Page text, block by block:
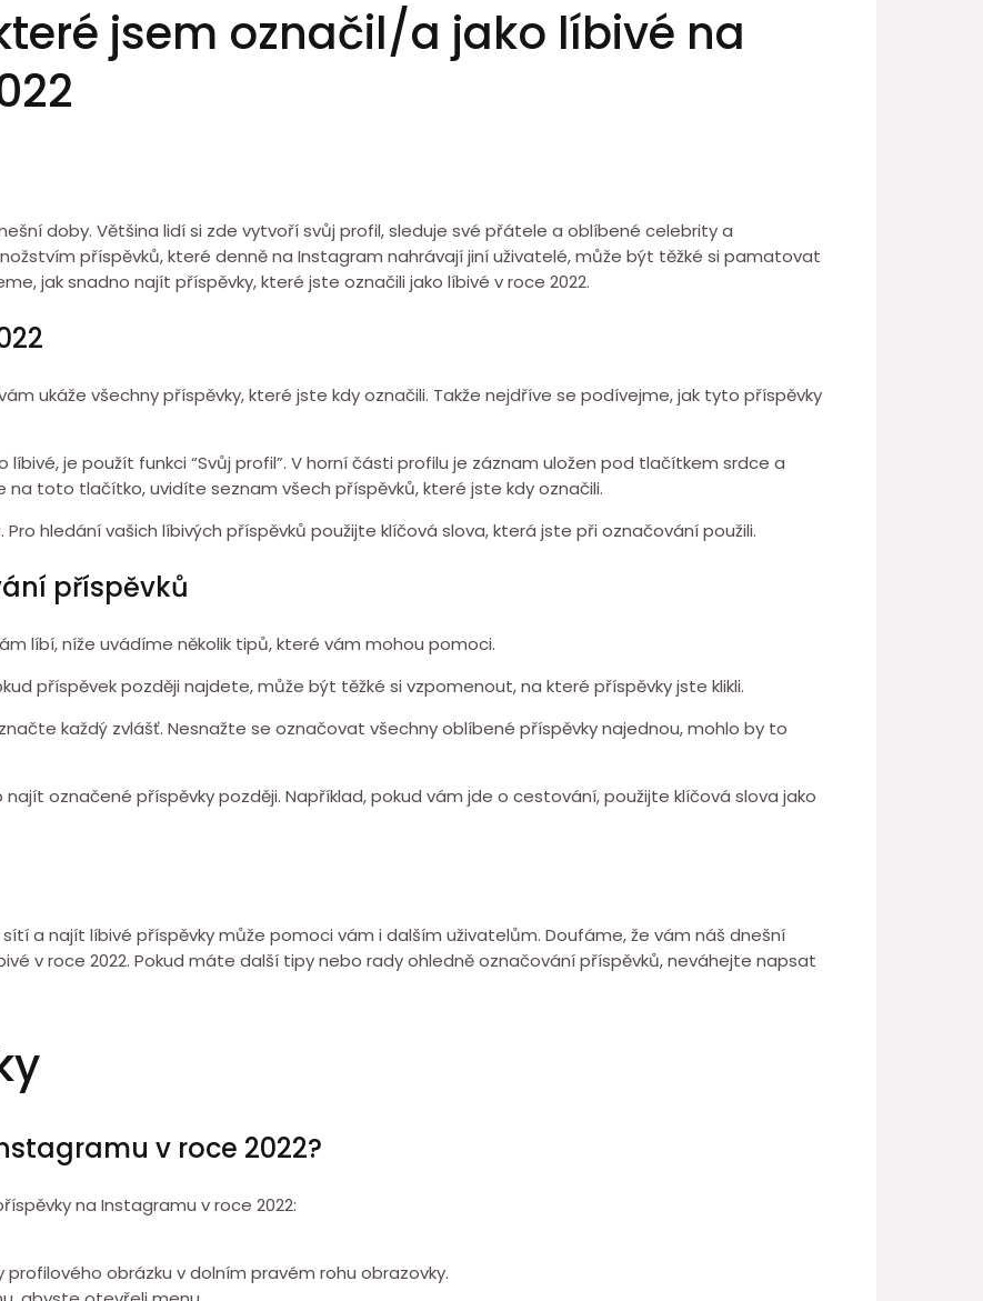
jsem označil/a jako líbivé na
doby. Většina lidí si zde vytvoří svůj profil, sleduje své přátele a oblíbené celebrity a
příspěvků, které denně na Instagram nahrávají jiní uživatelé, může být těžké si pamatovat
jak snadno najít příspěvky, které jste označili jako líbivé v roce 2022.
ukáže všechny příspěvky, které jste kdy označili. Takže nejdříve se podívejme, jak tyto příspěvky
je použít funkci “Svůj profil”. V horní části profilu je záznam uložen pod tlačítkem srdce a
na toto tlačítko, uvidíte seznam všech příspěvků, které jste kdy označili.
hledání vašich líbivých příspěvků použijte klíčová slova, která jste při označování použili.
příspěvků
líbí, níže uvádíme několik tipů, které vám mohou pomoci.
příspěvek později najdete, může být těžké si vzpomenout, na které příspěvky jste klikli.
každý zvlášť. Nesnažte se označovat všechny oblíbené příspěvky najednou, mohlo by to
označené příspěvky později. Například, pokud vám jde o cestování, použijte klíčová slova jako
a najít líbivé příspěvky může pomoci vám i dalším uživatelům. Doufáme, že vám náš dnešní
v roce 2022. Pokud máte další tipy nebo rady ohledně označování příspěvků, neváhejte napsat
v roce 2022?
na Instagramu v roce 2022:
obrázku v dolním pravém rohu obrazovky.